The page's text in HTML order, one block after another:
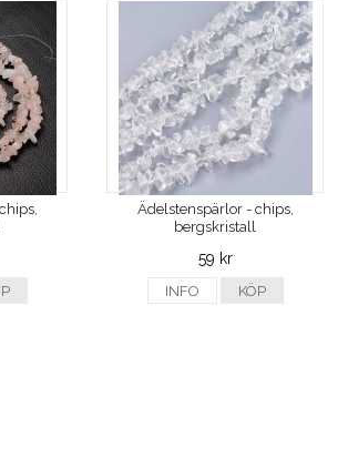
Ädelstenspärlor - chips,
bergskristall
59 kr
INFO KÖP